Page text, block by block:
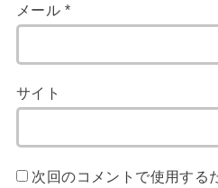
メール *
サイト
次回のコメントで使用する